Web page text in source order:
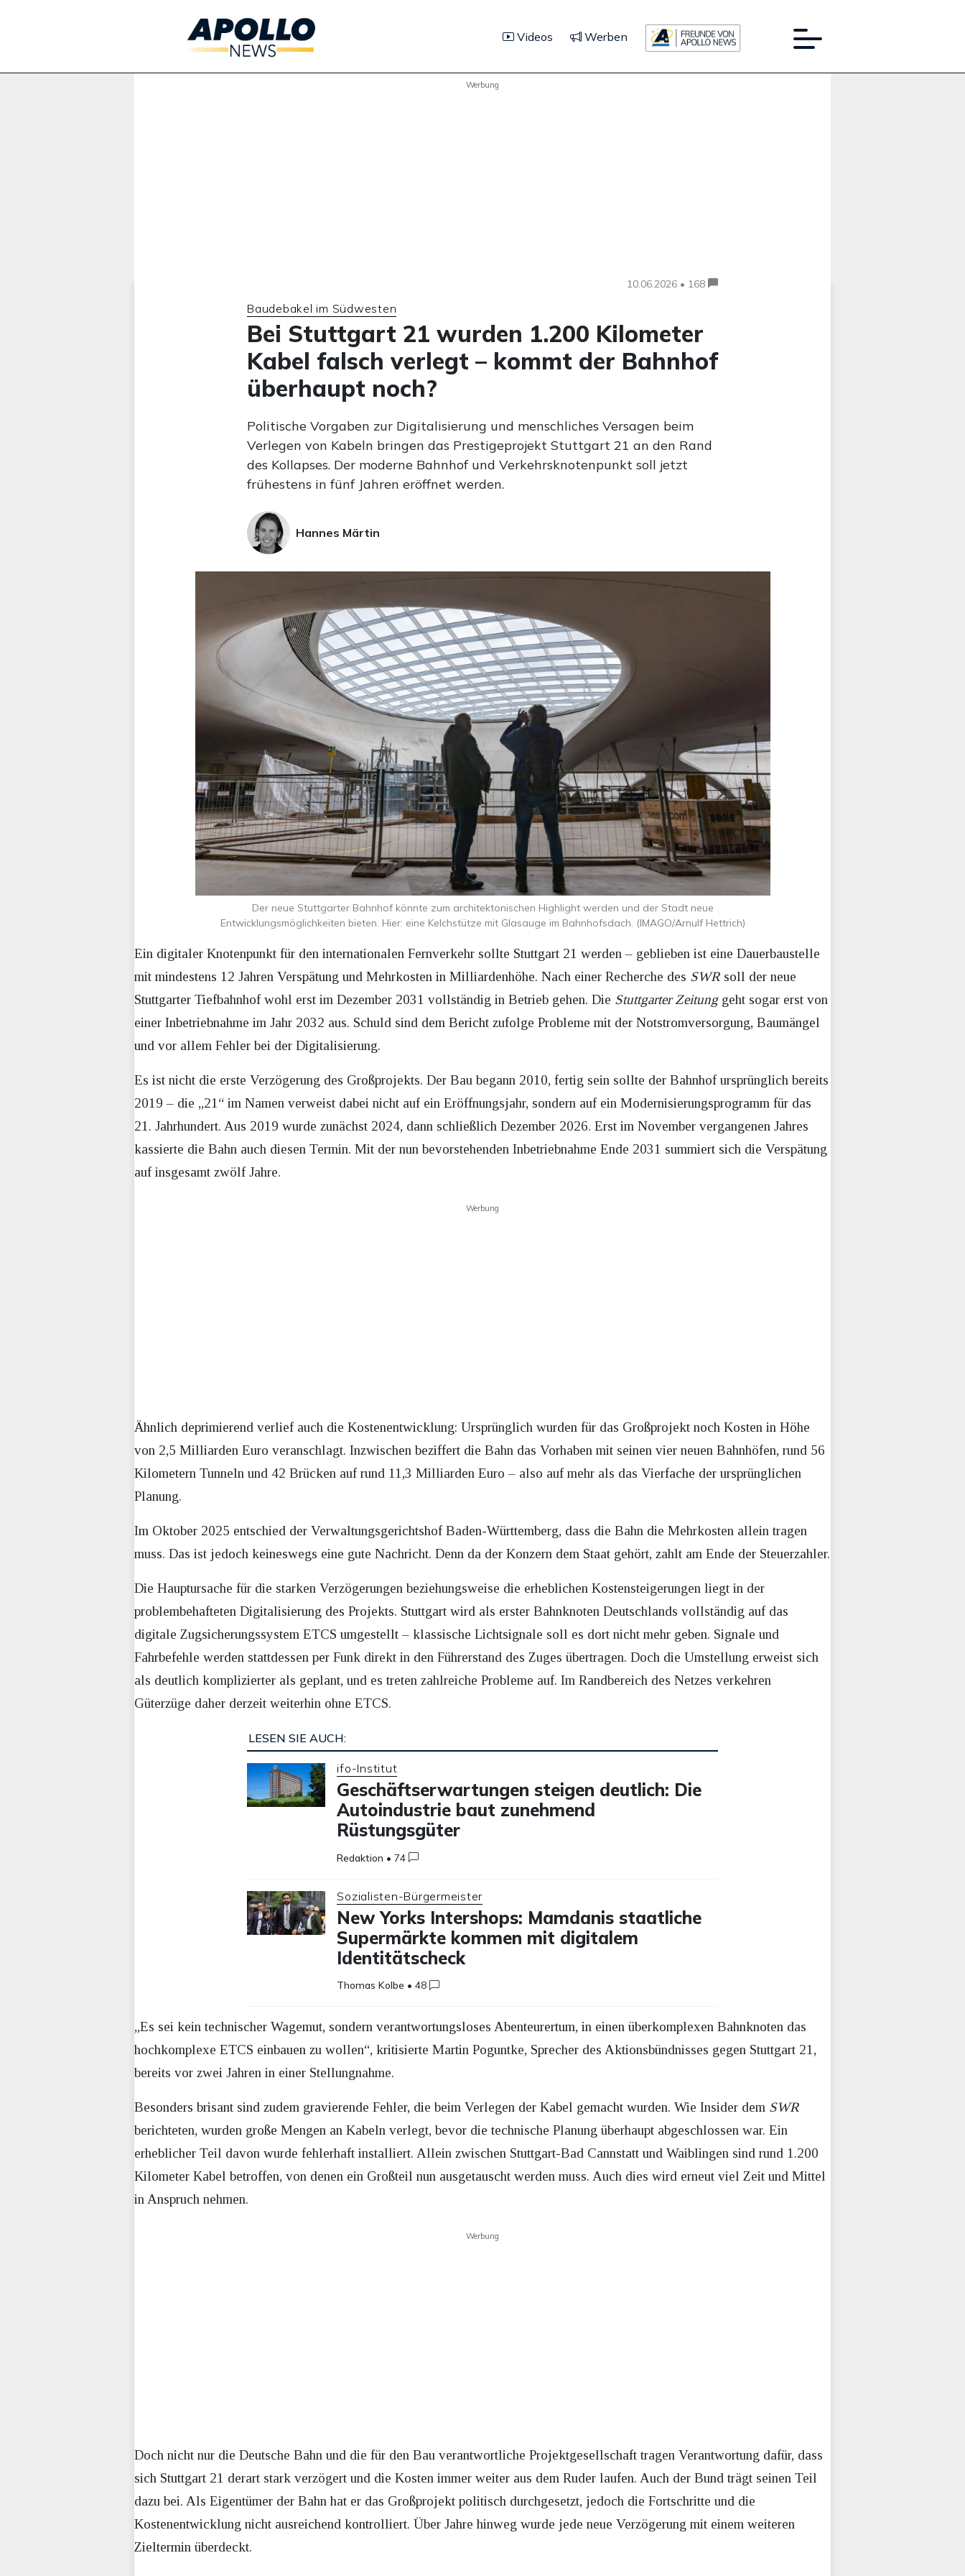
Videos Werben
Werbung
10.06.2026 • 168
Baudebakel im Südwesten
Bei Stuttgart 21 wurden 1.200 Kilometer
Kabel falsch verlegt – kommt der Bahnhof
überhaupt noch?
Politische Vorgaben zur Digitalisierung und menschliches Versagen beim
Verlegen von Kabeln bringen das Prestigeprojekt Stuttgart 21 an den Rand
des Kollapses. Der moderne Bahnhof und Verkehrsknotenpunkt soll jetzt
frühestens in fünf Jahren eröffnet werden.
Hannes Märtin
Der neue Stuttgarter Bahnhof könnte zum architektonischen Highlight werden und der Stadt neue
Entwicklungsmöglichkeiten bieten. Hier: eine Kelchstütze mit Glasauge im Bahnhofsdach. (IMAGO/Arnulf Hettrich)
Ein digitaler Knotenpunkt für den internationalen Fernverkehr sollte Stuttgart 21 werden – geblieben ist eine Dauerbaustelle
mit mindestens 12 Jahren Verspätung und Mehrkosten in Milliardenhöhe. Nach einer Recherche des SWR soll der neue
Stuttgarter Tiefbahnhof wohl erst im Dezember 2031 vollständig in Betrieb gehen. Die Stuttgarter Zeitunggeht sogar erst von
einer Inbetriebnahme im Jahr 2032 aus. Schuld sind dem Bericht zufolge Probleme mit der Notstromversorgung, Baumängel
und vor allem Fehler bei der Digitalisierung.
Es ist nicht die erste Verzögerung des Großprojekts. Der Bau begann 2010, fertig sein sollte der Bahnhof ursprünglich bereits
2019 – die „21“ im Namen verweist dabei nicht auf ein Eröffnungsjahr, sondern auf ein Modernisierungsprogramm für das
21. Jahrhundert. Aus 2019 wurde zunächst 2024, dann schließlich Dezember 2026. Erst im November vergangenen Jahres
kassierte die Bahn auch diesen Termin. Mit der nun bevorstehenden Inbetriebnahme Ende 2031 summiert sich die Verspätung
auf insgesamt zwölf Jahre.
Werbung
Ähnlich deprimierend verlief auch die Kostenentwicklung: Ursprünglich wurden für das Großprojekt noch Kosten in Höhe
von 2,5 Milliarden Euro veranschlagt. Inzwischen beziffert die Bahn das Vorhaben mit seinen vier neuen Bahnhöfen, rund 56
Kilometern Tunneln und 42 Brücken auf rund 11,3 Milliarden Euro – also auf mehr als das Vierfache der ursprünglichen
Planung.
Im Oktober 2025 entschied der Verwaltungsgerichtshof Baden-Württemberg, dass die Bahn die Mehrkosten allein tragen
muss. Das ist jedoch keineswegs eine gute Nachricht. Denn da der Konzern dem Staat gehört, zahlt am Ende der Steuerzahler.
Die Hauptursache für die starken Verzögerungen beziehungsweise die erheblichen Kostensteigerungen liegt in der
problembehafteten Digitalisierung des Projekts. Stuttgart wird als erster Bahnknoten Deutschlands vollständig auf das
digitale Zugsicherungssystem ETCS umgestellt – klassische Lichtsignale soll es dort nicht mehr geben. Signale und
Fahrbefehle werden stattdessen per Funk direkt in den Führerstand des Zuges übertragen. Doch die Umstellung erweist sich
als deutlich komplizierter als geplant, und es treten zahlreiche Probleme auf. Im Randbereich des Netzes verkehren
Güterzüge daher derzeit weiterhin ohne ETCS.
LESEN SIE AUCH:
ifo-Institut
Geschäftserwartungen steigen deutlich: Die
Autoindustrie baut zunehmend
Rüstungsgüter
Redaktion •74
Sozialisten-Bürgermeister
New Yorks Intershops: Mamdanis staatliche
Supermärkte kommen mit digitalem
Identitätscheck
Thomas Kolbe •48
„Es sei kein technischer Wagemut, sondern verantwortungsloses Abenteurertum, in einen überkomplexen Bahnknoten das
hochkomplexe ETCS einbauen zu wollen“, kritisierte Martin Poguntke, Sprecher des Aktionsbündnisses gegen Stuttgart 21,
bereits vor zwei Jahren in einer Stellungnahme.
Besonders brisant sind zudem gravierende Fehler, die beim Verlegen der Kabel gemacht wurden. Wie Insider dem SWR
berichteten, wurden große Mengen an Kabeln verlegt, bevor die technische Planung überhaupt abgeschlossen war. Ein
erheblicher Teil davon wurde fehlerhaft installiert. Allein zwischen Stuttgart-Bad Cannstatt und Waiblingen sind rund 1.200
Kilometer Kabel betroffen, von denen ein Großteil nun ausgetauscht werden muss. Auch dies wird erneut viel Zeit und Mittel
in Anspruch nehmen.
Werbung
Doch nicht nur die Deutsche Bahn und die für den Bau verantwortliche Projektgesellschaft tragen Verantwortung dafür, dass
sich Stuttgart 21 derart stark verzögert und die Kosten immer weiter aus dem Ruder laufen. Auch der Bund trägt seinen Teil
dazu bei. Als Eigentümer der Bahn hat er das Großprojekt politisch durchgesetzt, jedoch die Fortschritte und die
Kostenentwicklung nicht ausreichend kontrolliert. Über Jahre hinweg wurde jede neue Verzögerung mit einem weiteren
Zieltermin überdeckt.